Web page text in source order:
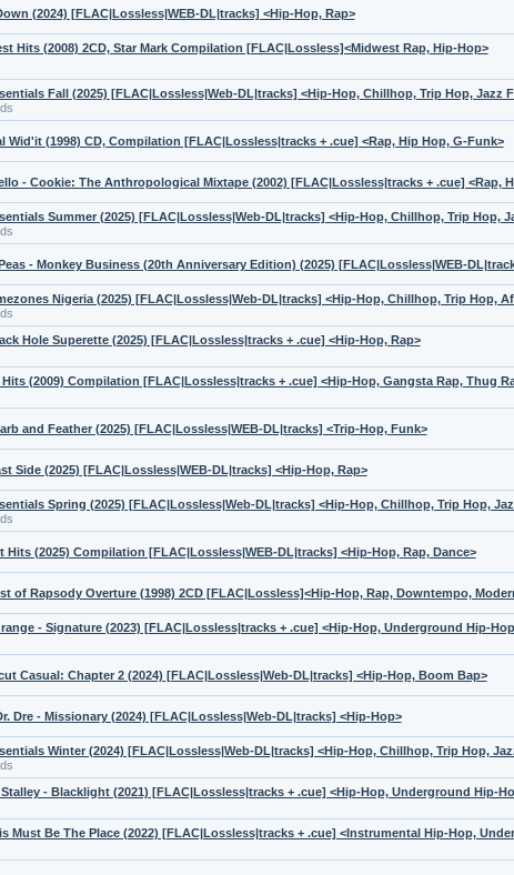
(2024) [FLAC|Lossless|WEB-DL|tracks] <Hip-Hop, Rap>
Hits (2008) 2CD, Star Mark Compilation [FLAC|Lossless]<Midwest Rap, Hip-Hop>
Fall (2025) [FLAC|Lossless|Web-DL|tracks] <Hip-Hop, Chillhop, Trip Hop, Jazz
Wid'it (1998) CD, Compilation [FLAC|Lossless|tracks + .cue] <Rap, Hip Hop, G-Funk>
- Cookie: The Anthropological Mixtape (2002) [FLAC|Lossless|tracks + .cue] <Rap,
Summer (2025) [FLAC|Lossless|Web-DL|tracks] <Hip-Hop, Chillhop, Trip Hop,
- Monkey Business (20th Anniversary Edition) (2025) [FLAC|Lossless|WEB-
Nigeria (2025) [FLAC|Lossless|Web-DL|tracks] <Hip-Hop, Chillhop, Trip Hop,
Hole Superette (2025) [FLAC|Lossless|tracks + .cue] <Hip-Hop, Rap>
(2009) Compilation [FLAC|Lossless|tracks + .cue] <Hip-Hop, Gangsta Rap, Thug
and Feather (2025) [FLAC|Lossless|WEB-DL|tracks] <Trip-Hop, Funk>
Side (2025) [FLAC|Lossless|WEB-DL|tracks] <Hip-Hop, Rap>
Spring (2025) [FLAC|Lossless|Web-DL|tracks] <Hip-Hop, Chillhop, Trip Hop,
Hits (2025) Compilation [FLAC|Lossless|WEB-DL|tracks] <Hip-Hop, Rap, Dance>
of Rapsody Overture (1998) 2CD [FLAC|Lossless]<Hip-Hop, Rap, Downtempo,
- Signature (2023) [FLAC|Lossless|tracks + .cue] <Hip-Hop, Underground Hip-
Casual: Chapter 2 (2024) [FLAC|Lossless|Web-DL|tracks] <Hip-Hop, Boom Bap>
Dre - Missionary (2024) [FLAC|Lossless|Web-DL|tracks] <Hip-Hop>
Winter (2024) [FLAC|Lossless|Web-DL|tracks] <Hip-Hop, Chillhop, Trip Hop,
- Blacklight (2021) [FLAC|Lossless|tracks + .cue] <Hip-Hop, Underground Hip-
Must Be The Place (2022) [FLAC|Lossless|tracks + .cue] <Instrumental Hip-Hop,